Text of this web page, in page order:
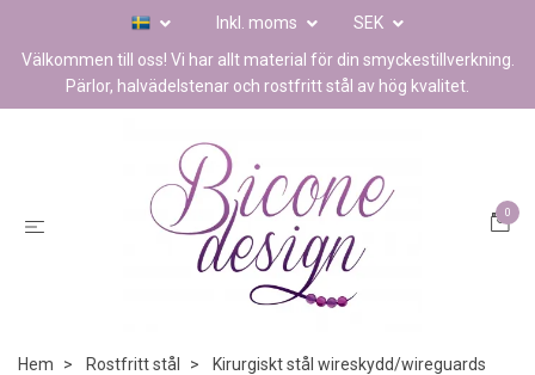
Inkl. moms
SEK
Välkommen till oss! Vi har allt material för din smyckestillverkning.
Pärlor, halvädelstenar och rostfritt stål av hög kvalitet.
0
Hem Rostfritt stål Kirurgiskt stål wireskydd/wireguards